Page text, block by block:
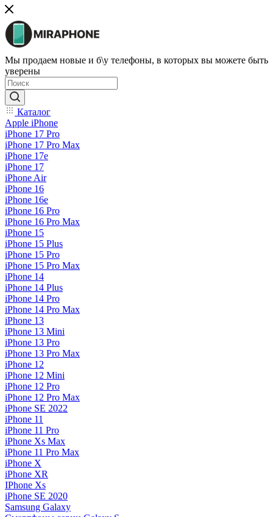
Мы продаем новые и б\у телефоны, в которых вы можете быть
уверены
Каталог
Apple iPhone
iPhone 17 Pro
iPhone 17 Pro Max
iPhone 17e
iPhone 17
iPhone Air
iPhone 16
iPhone 16e
iPhone 16 Pro
iPhone 16 Pro Max
iPhone 15
iPhone 15 Plus
iPhone 15 Pro
iPhone 15 Pro Max
iPhone 14
iPhone 14 Plus
iPhone 14 Pro
iPhone 14 Pro Max
iPhone 13
iPhone 13 Mini
iPhone 13 Pro
iPhone 13 Pro Max
iPhone 12
iPhone 12 Mini
iPhone 12 Pro
iPhone 12 Pro Max
iPhone SE 2022
iPhone 11
iPhone 11 Pro
iPhone Xs Max
iPhone 11 Pro Max
iPhone X
iPhone XR
IPhone Xs
iPhone SE 2020
Samsung Galaxy